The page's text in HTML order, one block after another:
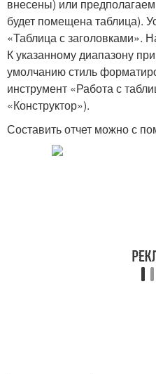
внесены) или
будет помещена таблица).
«Таблица с заголовками».
К указанному диапазону
умолчанию стиль
инструмент «Работа с
«Конструктор»).
Составить отчет можно с